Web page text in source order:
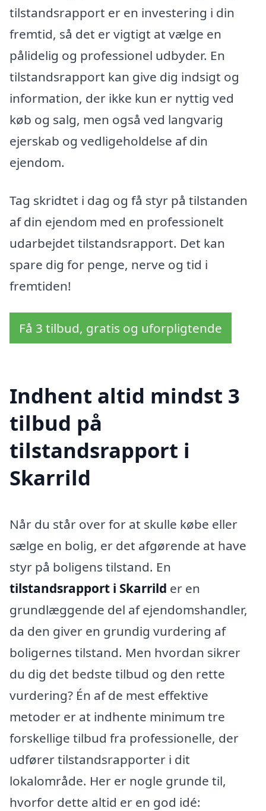
tilstandsrapport er en investering i din
fremtid, så det er vigtigt at vælge en
pålidelig og professionel udbyder. En
tilstandsrapport kan give dig indsigt og
information, der ikke kun er nyttig ved
køb og salg, men også ved langvarig
ejerskab og vedligeholdelse af din
ejendom.
Tag skridtet i dag og få styr på tilstanden
af din ejendom med en professionelt
udarbejdet tilstandsrapport. Det kan
spare dig for penge, nerve og tid i
fremtiden!
Få 3 tilbud, gratis og uforpligtende
Indhent altid mindst 3
tilbud på
tilstandsrapport i
Skarrild
Når du står over for at skulle købe eller
sælge en bolig, er det afgørende at have
styr på boligens tilstand. En
tilstandsrapport i Skarrild er en
grundlæggende del af ejendomshandler,
da den giver en grundig vurdering af
boligernes tilstand. Men hvordan sikrer
du dig det bedste tilbud og den rette
vurdering? Én af de mest effektive
metoder er at indhente minimum tre
forskellige tilbud fra professionelle, der
udfører tilstandsrapporter i dit
lokalområde. Her er nogle grunde til,
hvorfor dette altid er en god idé: